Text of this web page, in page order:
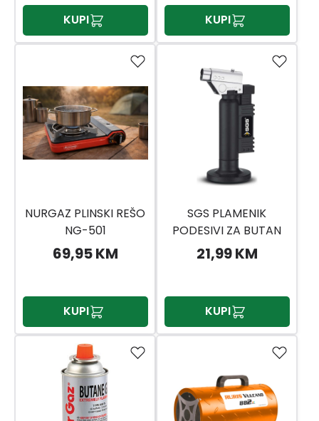
KUPI KUPI
NURGAZ PLINSKI REŠO
NG-501
69,95 KM
KUPI
SGS PLAMENIK
PODESIVI ZA BUTAN
SGS783
21,99 KM
KUPI